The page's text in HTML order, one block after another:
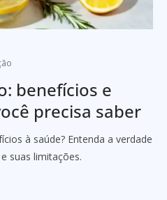
benefícios e
precisa saber
à saúde? Entenda a verdade
suas limitações.